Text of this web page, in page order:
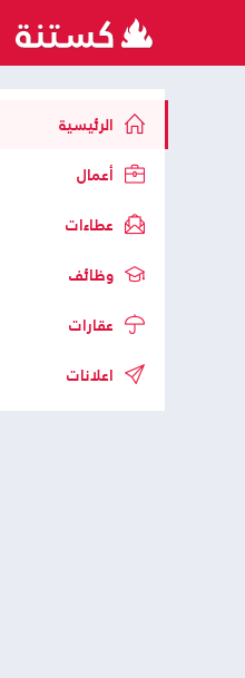
الرئيسية
أعمال
عطاءات
وظائف
عقارات
اعلانات